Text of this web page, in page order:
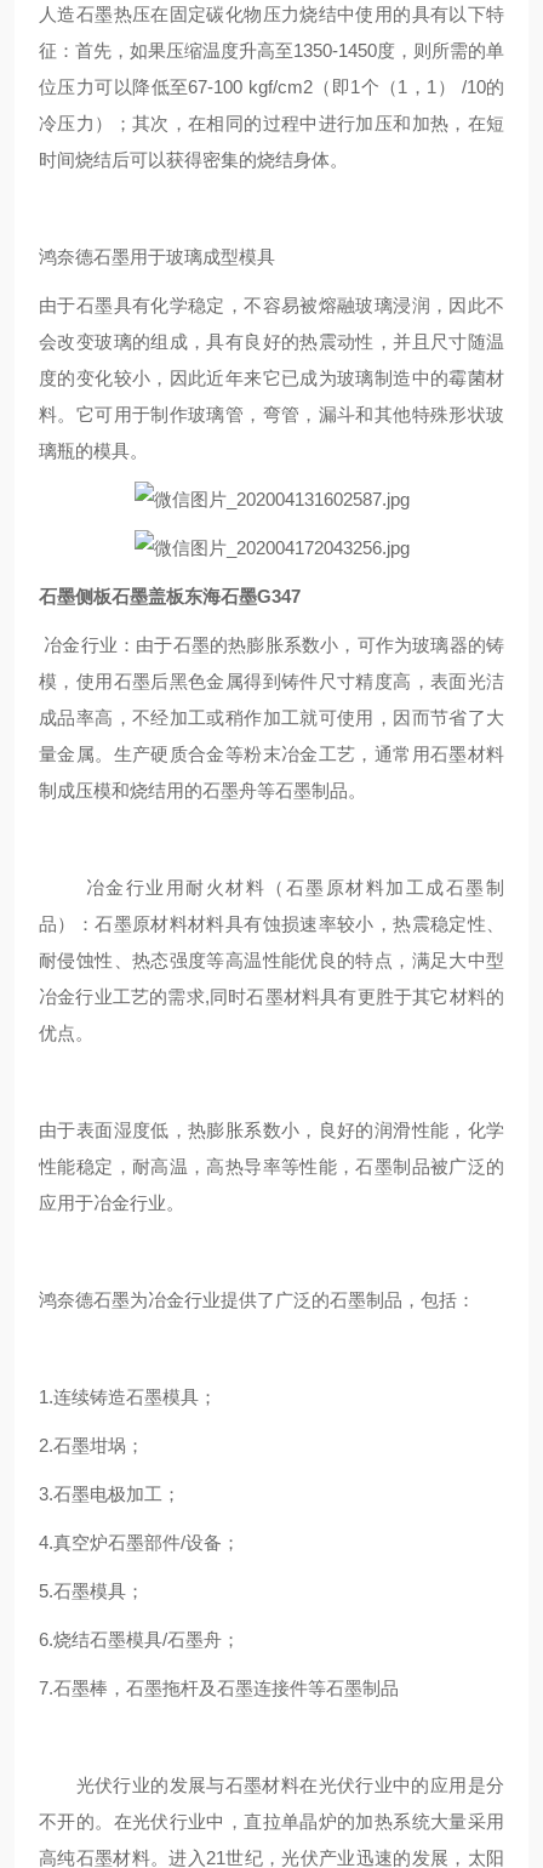
人造石墨热压在固定碳化物压力烧结中使用的具有以下特
征：首先，如果压缩温度升高至1350-1450度，则所需的单
位压力可以降低至67-100 kgf/cm2（即1个（1，1） /10的
冷压力）；其次，在相同的过程中进行加压和加热，在短
时间烧结后可以获得密集的烧结身体。
鸿奈德石墨用于玻璃成型模具
由于石墨具有化学稳定，不容易被熔融玻璃浸润，因此不
会改变玻璃的组成，具有良好的热震动性，并且尺寸随温
度的变化较小，因此近年来它已成为玻璃制造中的霉菌材
料。它可用于制作玻璃管，弯管，漏斗和其他特殊形状玻
璃瓶的模具。
石墨侧板石墨盖板东海石墨G347
冶金行业：由于石墨的热膨胀系数小，可作为玻璃器的铸
模，使用石墨后黑色金属得到铸件尺寸精度高，表面光洁
成品率高，不经加工或稍作加工就可使用，因而节省了大
量金属。生产硬质合金等粉末冶金工艺，通常用石墨材料
制成压模和烧结用的石墨舟等石墨制品。
冶金行业用耐火材料（石墨原材料加工成石墨制
品）：石墨原材料材料具有蚀损速率较小，热震稳定性、
耐侵蚀性、热态强度等高温性能优良的特点，满足大中型
冶金行业工艺的需求,同时石墨材料具有更胜于其它材料的
优点。
由于表面湿度低，热膨胀系数小，良好的润滑性能，化学
性能稳定，耐高温，高热导率等性能，石墨制品被广泛的
应用于冶金行业。
鸿奈德石墨为冶金行业提供了广泛的石墨制品，包括：
1.连续铸造石墨模具；
2.石墨坩埚；
3.石墨电极加工；
4.真空炉石墨部件/设备；
5.石墨模具；
6.烧结石墨模具/石墨舟；
7.石墨棒，石墨拖杆及石墨连接件等石墨制品
光伏行业的发展与石墨材料在光伏行业中的应用是分
不开的。在光伏行业中，直拉单晶炉的加热系统大量采用
高纯石墨材料。进入21世纪，光伏产业迅速的发展，太阳